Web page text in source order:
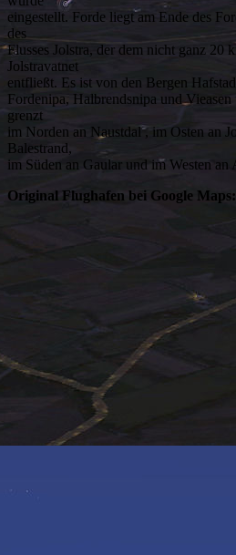
eingestellt. Forde liegt am Ende des
des
Flusses Jolstra, der dem nicht ganz 20
Jolstravatnet
entfließt. Es ist von den Bergen
Fordenipa, Halbrendsnipa und
grenzt
im Norden an Naustdal , im Osten an
Balestrand,
im Süden an Gaular und im Westen an
Original Flughafen bei Google Maps: